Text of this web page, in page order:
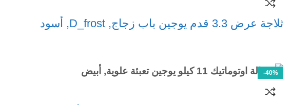
ثلاجة عرض 3.3 قدم يوجين باب زجاج, D_frost, أسود
-40%